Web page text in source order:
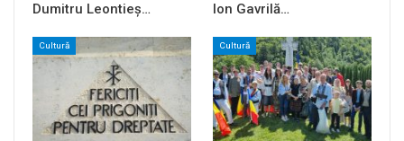
Dumitru Leontieș…
Ion Gavrilă…
Cultură Cultură